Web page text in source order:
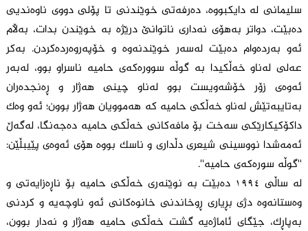
سلیمانی لە دایکبووە، دەرفەتی خوێندنی تا پۆلی دووی ناوەندیی
دەبێت، دواتر بەهۆی نەداری ناتوانێ درێژە بە خوێندن بدات، بەڵام
ئەو بەردەوام دەبێت لەسەر خوێندنەوە و خۆپەروەردەکردن. بەکر
عەلی لەناو خەڵکیدا بە گوڵە سوورەکەی حامیە ناسراو بوو، لەبەر
ئەوەی زۆر خۆشەویست بوو لەناو چینی هەژار و ڕەنجدەران
بەتایبەتێش لەناو خەڵکی حامیە کە هەموویان هەژار بوون؛ ئەو وەک
داکۆکیکارێکی سەخت بۆ مافەکانی خەڵکی حامیە دەجەنگا، لەگەڵ
ئەمەشدا نووسینی شیعری دڵداری و ناسک بووە هۆی ئەوەی پێیبڵێن:
''گوڵە سورەکەی حامیە''.
لە ساڵی ١٩٩٤ دەبێت بە نوێنەری خەڵکی حامیە بۆ ناڕەزایەتی و
وەستانەوە دژی بڕیاری ڕوخاندنی خانوەکانی ئەو ناوچەیە و کردنی
بەپاڕک، جێگای ئاماژەیە گشت خەڵکی حامیە هەژار و نەدار بوون،